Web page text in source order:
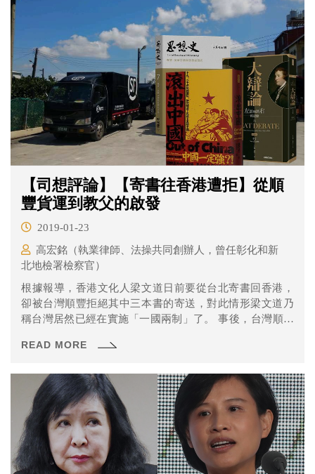
【司想評論】【寄書往香港遭拒】從順
豐貨運到教父的啟發
2019-01-23
高宏銘（執業律師、法操共同創辦人，曾任彰化和新
北地檢署檢察官）
根據報導，香港文化人梁文道日前要從台北寄書回香港，
卻被台灣順豐拒絕其中三本書的寄送，對此情形梁文道乃
稱台灣居然已經在實施「一國兩制」了。 事後，台灣順豐
行，為了保障客戶權益，避免不符該目的地寄遞規定造成
品提出善意提醒…」
READ MORE